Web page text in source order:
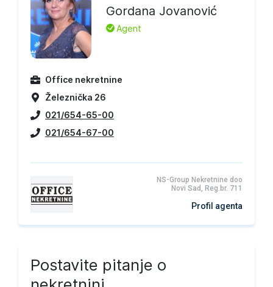
Gordana Jovanović
L Agent
Office nekretnine
Železnička 26
021/654-65-00
021/654-67-00
NS-Group Nekretnine doo
Novi Sad, Reg.br. 711
Profil agenta
Postavite pitanje o